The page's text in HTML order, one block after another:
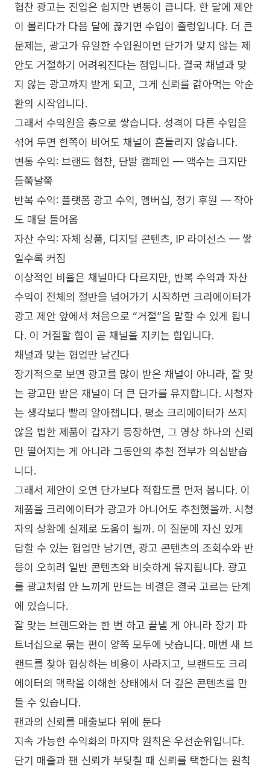
협찬 광고는 진입은 쉽지만 변동이 큽니다. 한 달에 제안
이 몰리다가 다음 달에 끊기면 수입이 출렁입니다. 더 큰
문제는, 광고가 유일한 수입원이면 단가가 맞지 않는 제
안도 거절하기 어려워진다는 점입니다. 결국 채널과 맞
지 않는 광고까지 받게 되고, 그게 신뢰를 갉아먹는 악순
환의 시작입니다.
그래서 수익원을 층으로 쌓습니다. 성격이 다른 수입을
섞어 두면 한쪽이 비어도 채널이 흔들리지 않습니다.
변동 수익: 브랜드 협찬, 단발 캠페인 — 액수는 크지만
들쭉날쭉
반복 수익: 플랫폼 광고 수익, 멤버십, 정기 후원 — 작아
도 매달 들어옴
자산 수익: 자체 상품, 디지털 콘텐츠, IP 라이선스 — 쌓
일수록 커짐
이상적인 비율은 채널마다 다르지만, 반복 수익과 자산
수익이 전체의 절반을 넘어가기 시작하면 크리에이터가
광고 제안 앞에서 처음으로 “거절”을 말할 수 있게 됩니
다. 이 거절할 힘이 곧 채널을 지키는 힘입니다.
채널과 맞는 협업만 남긴다
장기적으로 보면 광고를 많이 받은 채널이 아니라, 잘 맞
는 광고만 받은 채널이 더 큰 단가를 유지합니다. 시청자
는 생각보다 빨리 알아챕니다. 평소 크리에이터가 쓰지
않을 법한 제품이 갑자기 등장하면, 그 영상 하나의 신뢰
만 떨어지는 게 아니라 그동안의 추천 전부가 의심받습
니다.
그래서 제안이 오면 단가보다 적합도를 먼저 봅니다. 이
제품을 크리에이터가 광고가 아니어도 추천했을까. 시청
자의 상황에 실제로 도움이 될까. 이 질문에 자신 있게
답할 수 있는 협업만 남기면, 광고 콘텐츠의 조회수와 반
응이 오히려 일반 콘텐츠와 비슷하게 유지됩니다. 광고
를 광고처럼 안 느끼게 만드는 비결은 결국 고르는 단계
에 있습니다.
잘 맞는 브랜드와는 한 번 하고 끝낼 게 아니라 장기 파
트너십으로 묶는 편이 양쪽 모두에 낫습니다. 매번 새 브
랜드를 찾아 협상하는 비용이 사라지고, 브랜드도 크리
에이터의 맥락을 이해한 상태에서 더 깊은 콘텐츠를 만
들 수 있습니다.
팬과의 신뢰를 매출보다 위에 둔다
지속 가능한 수익화의 마지막 원칙은 우선순위입니다.
단기 매출과 팬 신뢰가 부딪칠 때 신뢰를 택한다는 원칙